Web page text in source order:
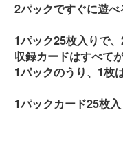
2パックですぐに遊べ
1パック25枚入りで
収録カードはすべて
1パックのうり、1枚
1パックカード25枚